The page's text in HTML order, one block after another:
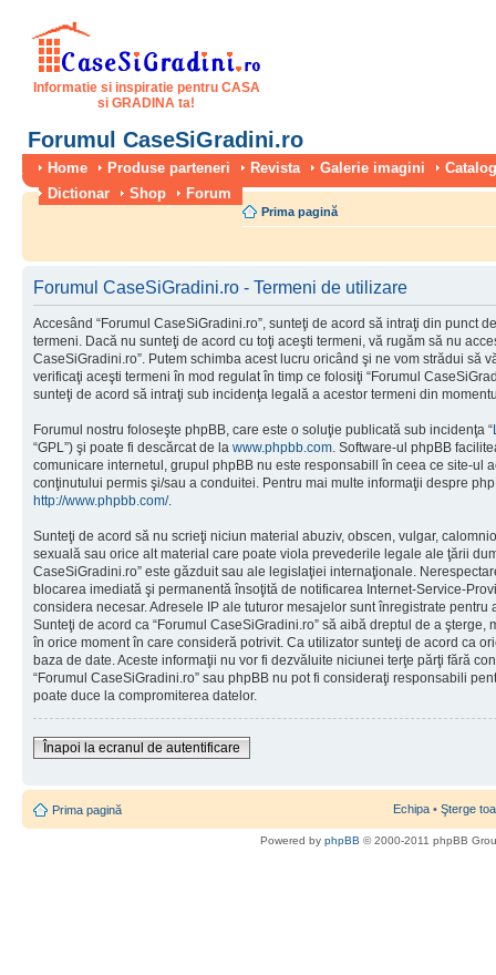
Informatie si inspiratie pentru CASA
si GRADINA ta!
Forumul CaseSiGradini.ro
Home Produse parteneri Revista Galerie imagini
Dictionar
Shop Forum
Prima pagină
Forumul CaseSiGradini.ro - Termeni de utilizare
Accesând “Forumul CaseSiGradini.ro”, sunteţi de acord să intraţi din punct
termeni. Dacă nu sunteţi de acord cu toţi aceşti termeni, vă rugăm să nu
CaseSiGradini.ro”. Putem schimba acest lucru oricând şi ne vom strădui să
verificaţi aceşti termeni în mod regulat în timp ce folosiţi “Forumul
sunteţi de acord să intraţi sub incidenţa legală a acestor termeni din
Forumul nostru foloseşte phpBB, care este o soluţie publicată sub incidenţa “
“GPL”) şi poate fi descărcat de la www.phpbb.com. Software-ul phpBB
comunicare internetul, grupul phpBB nu este responsabill în ceea ce site-ul
conţinutului permis şi/sau a conduitei. Pentru mai multe informaţii despre
http://www.phpbb.com/.
Sunteţi de acord să nu scrieţi niciun material abuziv, obscen, vulgar,
sexuală sau orice alt material care poate viola prevederile legale ale ţării
CaseSiGradini.ro” este găzduit sau ale legislaţiei internaţionale.
blocarea imediată şi permanentă însoţită de notificarea Internet-Service-
considera necesar. Adresele IP ale tuturor mesajelor sunt înregistrate
Sunteţi de acord ca “Forumul CaseSiGradini.ro” să aibă dreptul de a
în orice moment în care consideră potrivit. Ca utilizator sunteţi de acord ca
baza de date. Aceste informaţii nu vor fi dezvăluite niciunei terţe părţi fără
“Forumul CaseSiGradini.ro” sau phpBB nu pot fi consideraţi responsabili
poate duce la compromiterea datelor.
Înapoi la ecranul de autentificare
Prima pagină Echipa • Şterge
Powered by phpBB © 2000-2011 phpBB